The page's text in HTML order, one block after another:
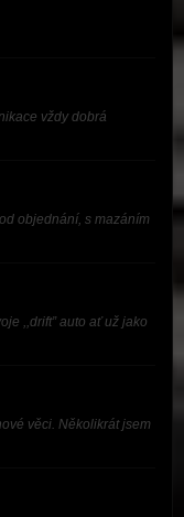
vždy dobrá
objednání, s mazáním
,,drift” auto ať už jako
věci. Několikrát jsem